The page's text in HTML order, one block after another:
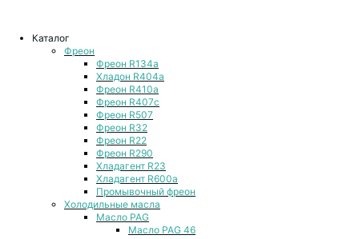
Каталог
Фреон
Фреон R134a
Хладон R404a
Фреон R410a
Фреон R407с
Фреон R507
Фреон R32
Фреон R22
Фреон R290
Хладагент R23
Хладагент R600a
Промывочный фреон
Холодильные масла
Масло PAG
Масло PAG 46